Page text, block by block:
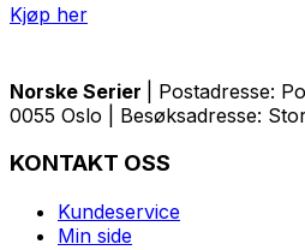
Kjøp her
Norske Serier
| Postadresse:
0055 Oslo | Besøksadresse:
KONTAKT OSS
Kundeservice
Min side